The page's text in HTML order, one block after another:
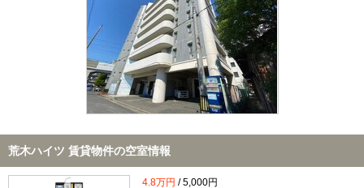
不動産会社から
TOP
荒木ハイツ 賃貸物件の空室情報
4.8万円 / 5,000円